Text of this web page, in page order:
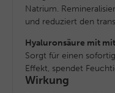
Natrium.
und reduziert den
Hyaluronsäure mit
Sorgt für einen
Effekt, spendet
Wirkung